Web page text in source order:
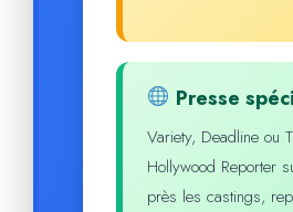
Presse
Variety, Deadline ou
Hollywood Reporter
près les castings,